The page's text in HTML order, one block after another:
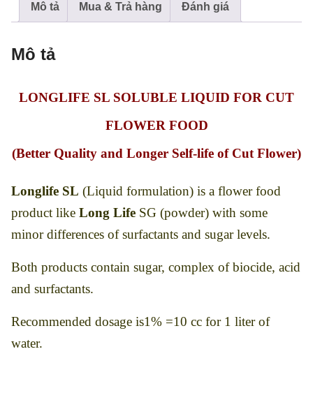
Liquid
10L
hoa)
Mô tả Mua & Trả hàng Đánh giá
Mô tả
LONGLIFE SL SOLUBLE LIQUID FOR CUT
FLOWER FOOD
(Better Quality and Longer Self-life of Cut Flower)
Longlife SL (Liquid formulation) is a flower food
product like Long Life SG (powder) with some
minor differences of surfactants and sugar levels.
Both products contain sugar, complex of biocide, acid
and surfactants.
Recommended dosage is1% =10 cc for 1 liter of
water.